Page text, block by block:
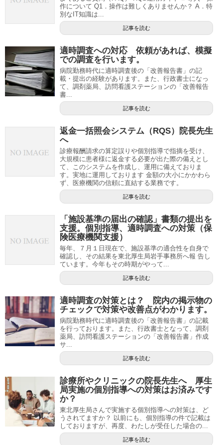
作について Q1．操作は難しくありませんか？ A．特
別なIT知識は...
記事を読む
適時調査への対応 依頼があれば、模擬
での調査を行います。
病院勤務時代に適時調査後の「改善報告書」の記
載・提出の経験があります。また、行政書士になっ
て、調剤薬局、訪問看護ステーションの「改善報告
書...
記事を読む
返金一括照会システム（RQS）院長先生
へ
診療報酬請求の算定誤りや個別指導で指摘を受け、
大規模に患者様に返金する必要が出た際の備えとし
て、このシステムを作成し、運用に備えておりま
す。実地に運用しております 金額の大小にかかわら
ず、医療機関の信頼に直結する業務です。
記事を読む
「施設基準の届出の確認」書類の提出を
支援。個別指導、適時調査への対策（保
険医療機関支援）
毎年、７月１日現在で、施設基準の適合性を自身で
確認し、その結果を東北厚生局岩手事務所へ報 告し
ています。今年もその時期がやって...
記事を読む
適時調査の対策とは？ 院内の掲示物の
チェックで対策や改善点がわかります。
病院勤務時代に適時調査後の「改善報告書」の記載
を行っております。また、行政書士となって、調剤
薬局、訪問看護ステーションの「改善報告書」作成
サ...
記事を読む
診療所やクリニックの院長先生へ 厚生
局実施の個別指導への対策はお済みです
か？
東北厚生局さんで実施する個別指導への対策は、ど
うされてますか？ 以前にも、個別指導の件で記載は
しておりますが、再度、わたしが受任した場合の...
記事を読む